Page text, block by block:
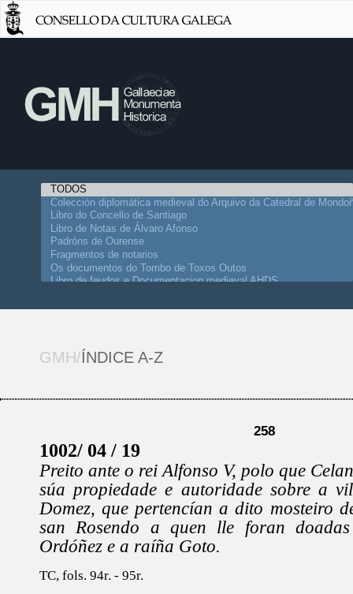
GMH/ÍNDICE A-Z
258
1002/ 04 / 19
Preito ante o rei Alfonso V, polo que
súa propiedade e autoridade sobre a
Domez, que pertencían a dito mosteiro
san Rosendo a quen lle foran
Ordóñez e a raíña Goto.
TC, fols. 94r. - 95r.